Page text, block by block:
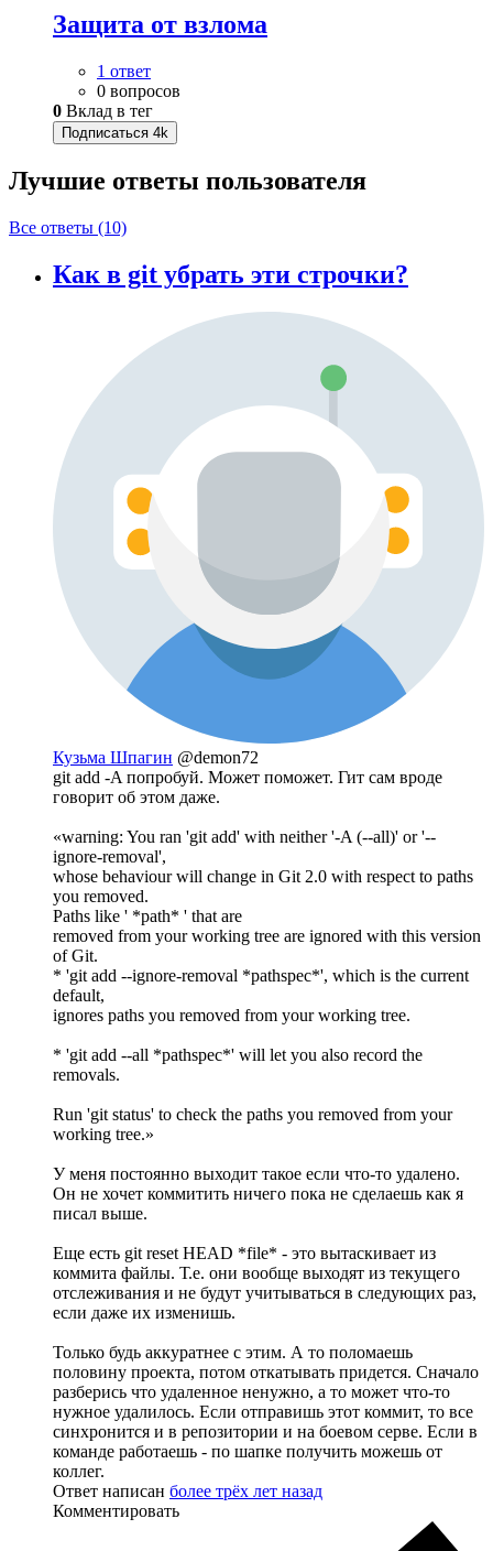
Защита от взлома
1 ответ
0 вопросов
0 Вклад в тег
Подписаться 4k
Лучшие ответы пользователя
Все ответы (10)
Как в git убрать эти строчки?
Кузьма Шпагин @demon72
git add -A попробуй. Может поможет. Гит сам вроде
говорит об этом даже.
«warning: You ran 'git add' with neither '-A (--all)' or '--
ignore-removal',
whose behaviour will change in Git 2.0 with respect to paths
you removed.
Paths like ' *path* ' that are
removed from your working tree are ignored with this version
of Git.
* 'git add --ignore-removal *pathspec*', which is the current
default,
ignores paths you removed from your working tree.
* 'git add --all *pathspec*' will let you also record the
removals.
Run 'git status' to check the paths you removed from your
working tree.»
У меня постоянно выходит такое если что-то удалено.
Он не хочет коммитить ничего пока не сделаешь как я
писал выше.
Еще есть git reset HEAD *file* - это вытаскивает из
коммита файлы. Т.е. они вообще выходят из текущего
отслеживания и не будут учитываться в следующих раз,
если даже их изменишь.
Только будь аккуратнее с этим. А то поломаешь
половину проекта, потом откатывать придется. Сначало
разберись что удаленное ненужно, а то может что-то
нужное удалилось. Если отправишь этот коммит, то все
синхронится и в репозитории и на боевом серве. Если в
команде работаешь - по шапке получить можешь от
коллег.
Ответ написан более трёх лет назад
Комментировать